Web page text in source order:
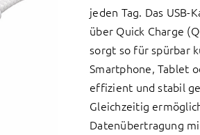
jeden Tag. Das
über Quick Charge
sorgt so für spürbar
Smartphone, Tablet
effizient und stabil
Gleichzeitig
Datenübertragung